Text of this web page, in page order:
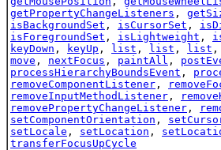
getPropertyChangeListeners ,
isBackgroundSet , isCursorSet ,
isForegroundSet , isLightweight ,
keyDown , keyUp , list , list , list ,
move , nextFocus , paintAll ,
processHierarchyBoundsEvent ,
removeComponentListener ,
removeInputMethodListener ,
removePropertyChangeListener ,
setComponentOrientation ,
setLocale , setLocation ,
transferFocusUpCycle